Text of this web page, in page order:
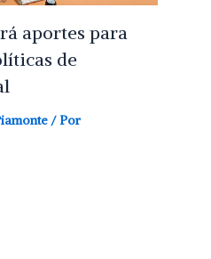
aportes para
de
/ Por